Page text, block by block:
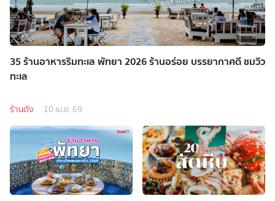
35 ร้านอาหารริมทะเล พัทยา 2026 ร้านอร่อย บรรยากาศดี ชมวิว
ทะเล
ร้านดัง 10 เม.ย. 69